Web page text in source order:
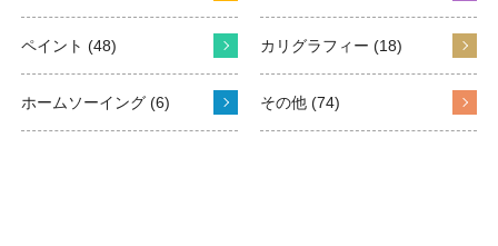
ペイント (48) カリグラフィー (18)
ホームソーイング (6) その他 (74)